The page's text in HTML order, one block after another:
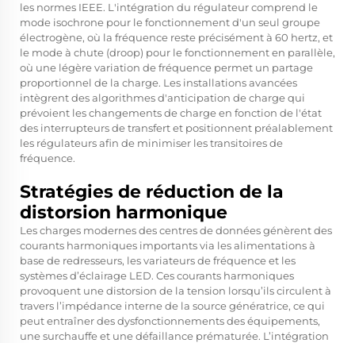
les normes IEEE. L'intégration du régulateur comprend le
mode isochrone pour le fonctionnement d'un seul groupe
électrogène, où la fréquence reste précisément à 60 hertz, et
le mode à chute (droop) pour le fonctionnement en parallèle,
où une légère variation de fréquence permet un partage
proportionnel de la charge. Les installations avancées
intègrent des algorithmes d'anticipation de charge qui
prévoient les changements de charge en fonction de l'état
des interrupteurs de transfert et positionnent préalablement
les régulateurs afin de minimiser les transitoires de
fréquence.
Stratégies de réduction de la
distorsion harmonique
Les charges modernes des centres de données génèrent des
courants harmoniques importants via les alimentations à
base de redresseurs, les variateurs de fréquence et les
systèmes d’éclairage LED. Ces courants harmoniques
provoquent une distorsion de la tension lorsqu’ils circulent à
travers l’impédance interne de la source génératrice, ce qui
peut entraîner des dysfonctionnements des équipements,
une surchauffe et une défaillance prématurée. L’intégration